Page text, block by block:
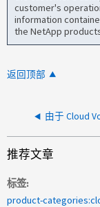
customer's
information
the NetApp
返回顶部
推荐文章
标签
product-